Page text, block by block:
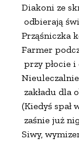
Diakoni ze
odbierają
Prząśniczka
Farmer
przy płocie
zakładu dla
(Kiedyś spał
zaśnie już
Siwy,